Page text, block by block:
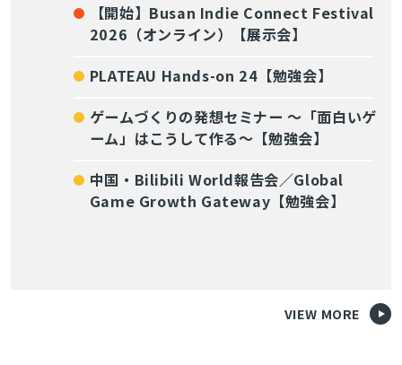
【開始】Busan Indie Connect Festival
2026（オンライン）【展示会】
PLATEAU Hands-on 24【勉強会】
ゲームづくりの発想セミナー ～「面白いゲ
ーム」はこうして作る～【勉強会】
中国・Bilibili World報告会／Global
Game Growth Gateway【勉強会】
VIEW MORE